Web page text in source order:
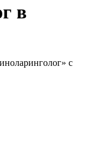
в
с